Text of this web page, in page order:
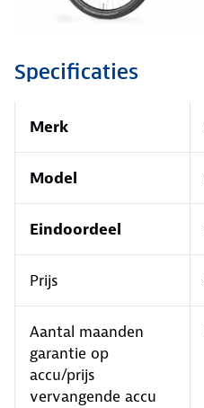
Specificaties
Merk
Model
Eindoordeel
Prijs
Aantal maanden
garantie op
accu/prijs
vervangende accu